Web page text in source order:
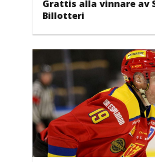
Grattis alla vinnare av
Billotteri